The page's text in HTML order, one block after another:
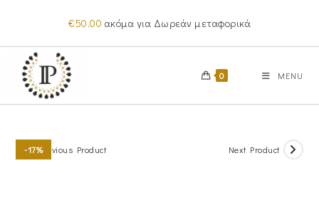
content
€50.00 ακόμα για Δωρεάν μεταφορικά
0 MENU
-17%Previous Product Next Product